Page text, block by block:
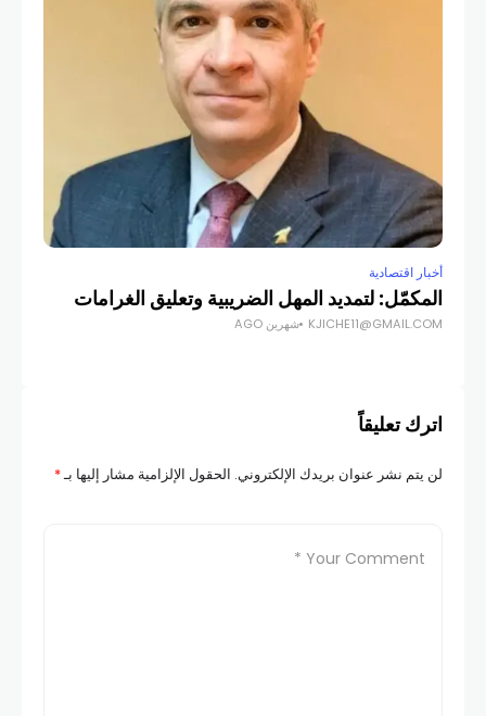
أخبار اقتصادية
المكمّل: لتمديد المهل الضريبية وتعليق الغرامات
KJICHE11@GMAIL.COM شهرين AGO
اترك تعليقاً
لن يتم نشر عنوان بريدك الإلكتروني. الحقول الإلزامية مشار إليها بـ*